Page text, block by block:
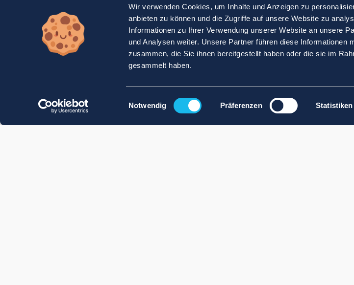
Wir verwenden Cookies, um Inhalte und Anzeigen zu
anbieten zu können und die Zugriffe auf unsere Website zu
Informationen zu Ihrer Verwendung unserer Website an unsere
und Analysen weiter. Unsere Partner führen diese Informationen
zusammen, die Sie ihnen bereitgestellt haben oder die sie im
gesammelt haben.
Einwilligungsauswahl
Notwendig Präferenzen Statistiken